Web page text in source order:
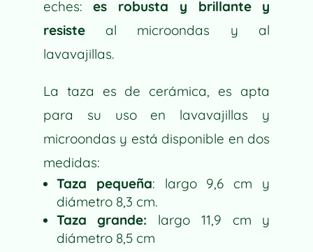
eches:es robusta y brillante y
resisteal microondas y al
lavavajillas.
La taza es de cerámica, es apta
para su uso en lavavajillas y
microondas y está disponible en dos
medidas:
Taza pequeña: largo 9,6 cm y
diámetro 8,3 cm.
Taza grande: largo 11,9 cm y
diámetro 8,5 cm